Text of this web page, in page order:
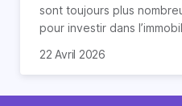
sont toujours plus
pour investir dans
nombreux avantages à
expliquons tout dans cet
22 Avril 2026